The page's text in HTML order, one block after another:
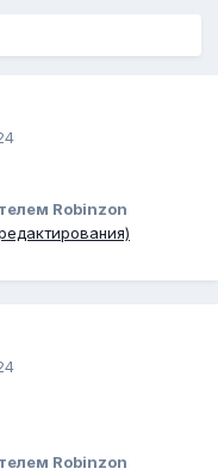
Robinzon
Robinzon